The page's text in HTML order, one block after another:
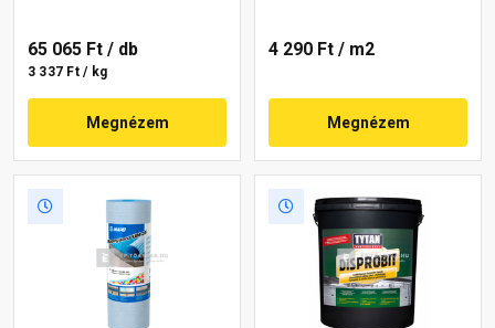
65 065 Ft / db
3 337 Ft / kg
Megnézem
4 290 Ft / m2
Megnézem